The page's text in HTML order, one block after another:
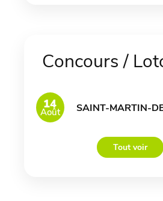
Concours /
14
Août SAINT-MARTIN-
Tout voir